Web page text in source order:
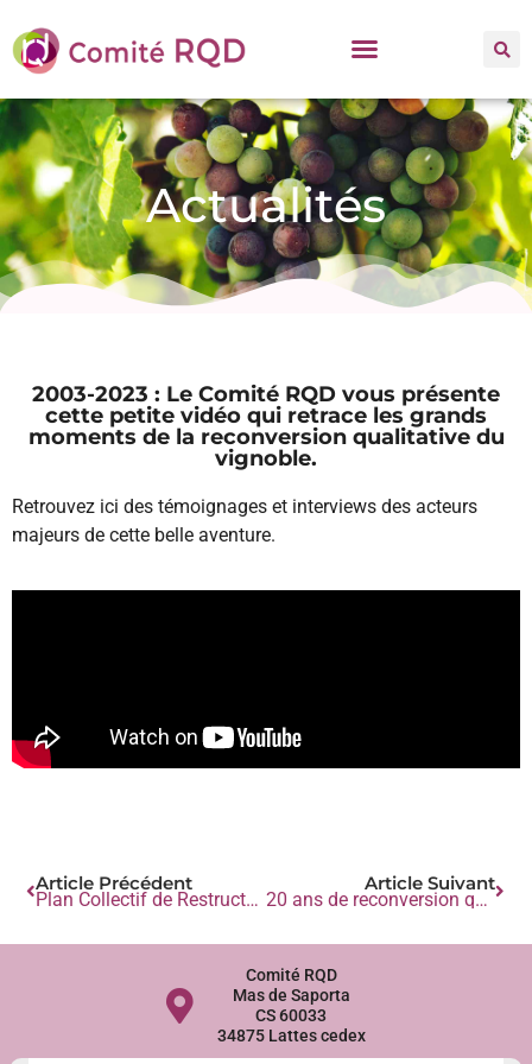
Actualités
2003-2023 : Le Comité RQD vous présente
cette petite vidéo qui retrace les grands
moments de la reconversion qualitative du
vignoble.
Retrouvez ici des témoignages et interviews des acteurs
majeurs de cette belle aventure.
Article Précédent
Plan Collectif de Restructuration N°5 :
Article Suivant
20 ans de reconversion qualitative du vignoble
Comité RQD
Mas de Saporta
CS 60033
34875 Lattes cedex